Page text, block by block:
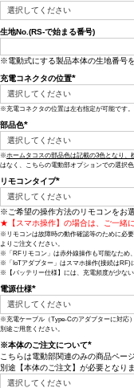
生地No.(RS-で始まる番号)
※電動式にする製品本体の生地番号
充電コネクタの位置
※充電コネクタの位置は左右指定が可能です
部品色
(必
須)
※ ホームタコスの部品色は記載の3色となり、
はなく、こちらの電動部オプションでの選択
リモコンタイプ
(必
須)
※ご希望の操作方法のリモコンをお選
★【スマホ操作】の場合は、ご一緒
※リモコンは故障時の動作確認等のために必要
よりご注文ください。
※「RFリモコン」は赤外線操作も可能なため
※「IoTアダプター」はスマホ操作(接続はRF)
※【バッテリー仕様】には、充電頻度が少な
電源仕様
(必
※充電ケーブル（Type-Cのアダプターに対応
別途ご用意ください。
※本体のご注文について
(必
須)
こちらは電動部関連のみの商品ペー
別途【本体のご注文】が必要となり